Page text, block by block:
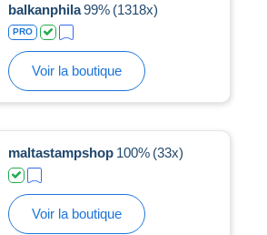
balkanphila99% (1318x)
PRO
Voir la boutique
maltastampshop 100% (33x)
Voir la boutique